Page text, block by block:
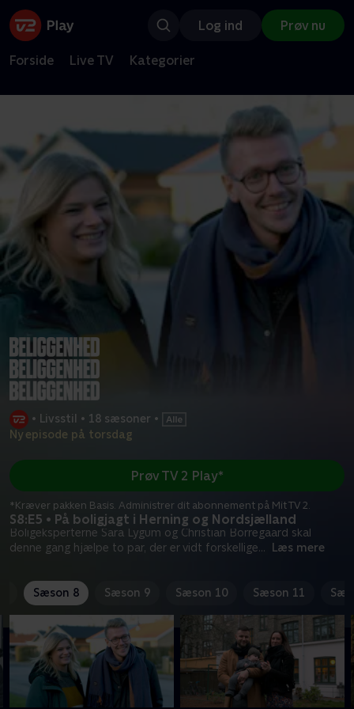
Log ind Prøv nu
Forside Live TV Kategorier
• Livsstil • 18 sæsoner •
Ny episode på torsdag
S8:E5 • På boligjagt i Herning og Nordsjælland
Boligeksperterne Sara Lygum og Christian Borregaard skal
denne gang hjælpe to par, der er vidt forskellige... Læs mere
Prøv TV 2 Play*
*Kræver pakken Basis. Administrer dit abonnement på Mit TV 2.
Sæson 8 Sæson 9 Sæson 10 Sæson 11